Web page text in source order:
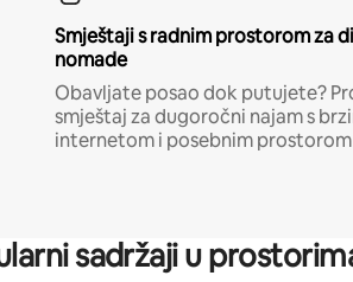
Smještaji s radnim prostorom za
nomade
Obavljate posao dok putujete?
smještaj za dugoročni najam s
internetom i posebnim prostorom
sadržaji u